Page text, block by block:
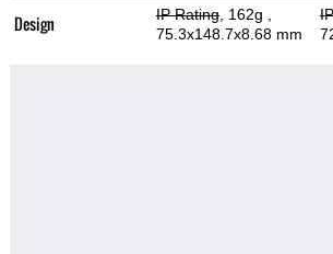
Design IP Rating, 162g
75.3x148.7x8.68 mm